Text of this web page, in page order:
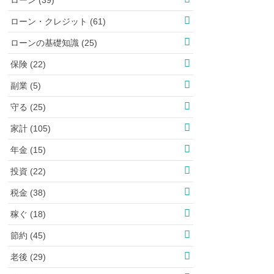
ローン・クレジット (61)
ローンの基礎知識 (25)
保険 (22)
副業 (5)
守る (25)
家計 (105)
年金 (15)
投資 (22)
税金 (38)
稼ぐ (18)
節約 (45)
老後 (29)